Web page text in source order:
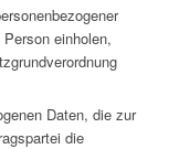
einholen,
Daten, die zur
die